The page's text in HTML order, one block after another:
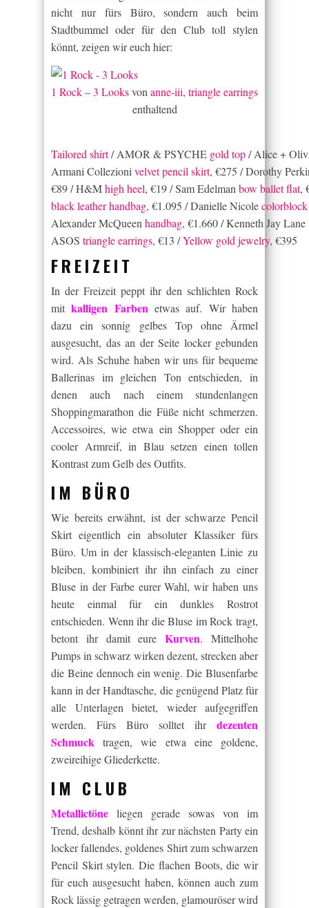
nicht nur fürs Büro, sondern auch beim
Stadtbummel oder für den Club toll stylen
könnt, zeigen wir euch hier:
1 Rock – 3 Looksvon anne-iii, triangle earrings
enthaltend
Tailored shirt/ AMOR & PSYCHE gold top/ Alice +
Armani Collezioni velvet pencil skirt, €275 / Dorothy
€89 / H&Mhigh heel, €19 / Sam Edelman bow ballet flat,
black leather handbag, €1.095 / Danielle Nicole
Alexander McQueen handbag, €1.660 / Kenneth Jay Lane
ASOS triangle earrings, €13 /Yellow gold jewelry, €395
FREIZEIT
In der Freizeit peppt ihr den schlichten Rock
mitkalligen Farben etwas auf. Wir haben
dazu ein sonnig gelbes Top ohne Ärmel
ausgesucht, das an der Seite locker gebunden
wird. Als Schuhe haben wir uns für bequeme
Ballerinas im gleichen Ton entschieden, in
denen auch nach einem stundenlangen
Shoppingmarathon die Füße nicht schmerzen.
Accessoires, wie etwa ein Shopper oder ein
cooler Armreif, in Blau setzen einen tollen
Kontrast zum Gelb des Outfits.
IM BÜRO
Wie bereits erwähnt, ist der schwarze Pencil
Skirt eigentlich ein absoluter Klassiker fürs
Büro. Um in der klassisch-eleganten Linie zu
bleiben, kombiniert ihr ihn einfach zu einer
Bluse in der Farbe eurer Wahl, wir haben uns
heute einmal für ein dunkles Rostrot
entschieden. Wenn ihr die Bluse im Rock tragt,
betont ihr damit eureKurven. Mittelhohe
Pumps in schwarz wirken dezent, strecken aber
die Beine dennoch ein wenig. Die Blusenfarbe
kann in der Handtasche, die genügend Platz für
alle Unterlagen bietet, wieder aufgegriffen
werden. Fürs Büro solltet ihr dezenten
Schmuck tragen, wie etwa eine goldene,
zweireihige Gliederkette.
IM CLUB
Metallictöne liegen gerade sowas von im
Trend, deshalb könnt ihr zur nächsten Party ein
locker fallendes, goldenes Shirt zum schwarzen
Pencil Skirt stylen. Die flachen Boots, die wir
für euch ausgesucht haben, können auch zum
Rock lässig getragen werden, glamouröser wird